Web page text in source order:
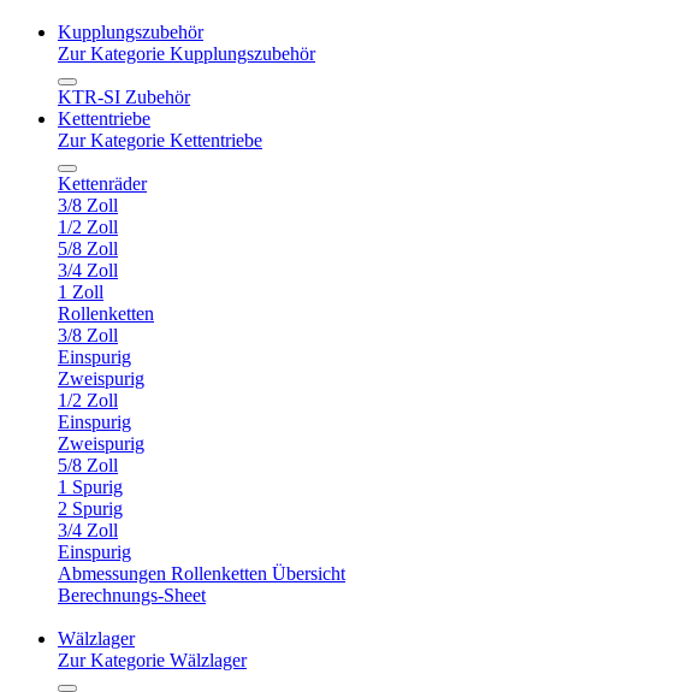
Kupplungszubehör
Zur Kategorie Kupplungszubehör
KTR-SI Zubehör
Kettentriebe
Zur Kategorie Kettentriebe
Kettenräder
3/8 Zoll
1/2 Zoll
5/8 Zoll
3/4 Zoll
1 Zoll
Rollenketten
3/8 Zoll
Einspurig
Zweispurig
1/2 Zoll
Einspurig
Zweispurig
5/8 Zoll
1 Spurig
2 Spurig
3/4 Zoll
Einspurig
Abmessungen Rollenketten Übersicht
Berechnungs-Sheet
Wälzlager
Zur Kategorie Wälzlager